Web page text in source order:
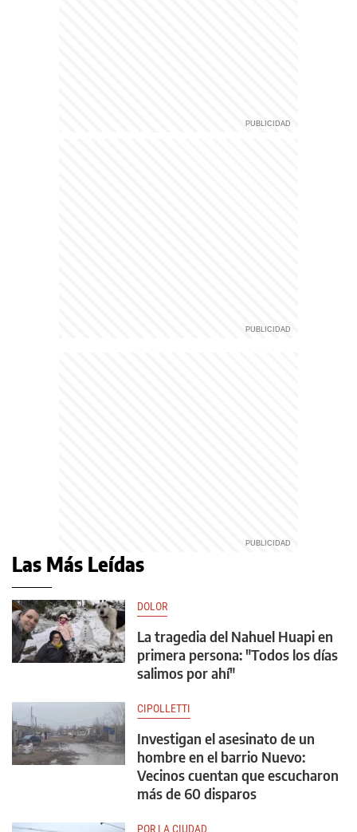
Las Más Leídas
DOLOR
La tragedia del Nahuel Huapi en
primera persona: "Todos los días
salimos por ahí"
CIPOLLETTI
Investigan el asesinato de un
hombre en el barrio Nuevo:
Vecinos cuentan que escucharon
más de 60 disparos
POR LA CIUDAD